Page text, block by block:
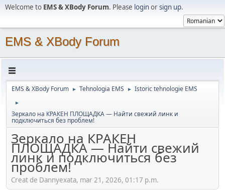
Welcome to EMS & XBody Forum. Please loginorsign up.
EMS & XBody Forum
EMS & XBody Forum ► Tehnologia EMS ► Istoric tehnologie EMS
►
Зеркало на КРАКЕН ПЛОЩАДКА — Найти свежий линк и
подключиться без проблем!
Зеркало на КРАКЕН
ПЛОЩАДКА — Найти свежий
линк и подключиться без
проблем!
Creat de Dannyexata, mar 21, 2026, 01:17 p.m.